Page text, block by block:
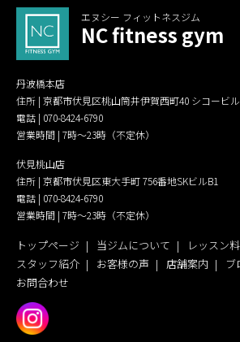
NC fitness gym
エヌシー フィットネスジム
丹波橋本店
住所 | 京都市伏見区桃山筒井伊賀西町40 シコービ
電話 | 070-8424-6790
営業時間 | 7時〜23時（不定休）
伏見桃山店
住所 | 京都市伏見区東大手町 756番地SKビルB1
電話 | 070-8424-6790
営業時間 | 7時〜23時（不定休）
トップページ 当ジムについて レッスン
スタッフ紹介
お客様の声 店舗案内 ブ
お問合わせ